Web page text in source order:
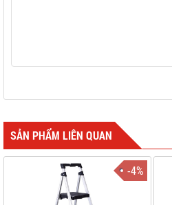
SẢN PHẨM LIÊN QUAN
-4%